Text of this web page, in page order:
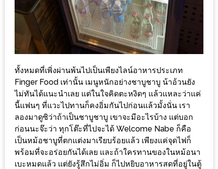
&
ทะเล
เผา
เชียงใหม่
ไม่
บาน
ปลาย
ไม่
เกิน
300
บาท
ทั้งหมดที่เพิ่งผ่านพ้นไปเป็นเพียงไลน์อาหารประเภท
Finger Food เท่านั้น เมนูหนักอย่างชาบูชาบู น้าอ้วนยัง
ไม่ทันได้แนะนำเลย แต่ในใจคิดตะหงิดๆ แล้วแหละว่าแค่
นี้แฟนๆ ที่แวะไปทานก็คงอิ่มกันไปก่อนแล้วมั้งนั่น เรา
ลองมาดูซิว่าถ้าเป็นชาบูชาบู เขาจะมีอะไรบ้าง แต่บอก
ก่อนนะจ๊ะว่า ทุกโต๊ะที่ไปจะได้ Welcome Nabe ก็คือ
เป็นหม้อชาบูที่ตกแต่งมาเรียบร้อยแล้ว เพียงแค่จุดไฟก็
พร้อมที่จะอร่อยกันได้เลย และถ้าใครทานของในหม้อนา
เบะหมดแล้ว แต่ยังรู้สึกไม่อิ่ม ก็ไปหยิบอาหารสดที่อยู่ในตู้